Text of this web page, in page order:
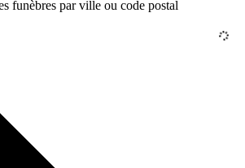
funèbres par ville ou code postal